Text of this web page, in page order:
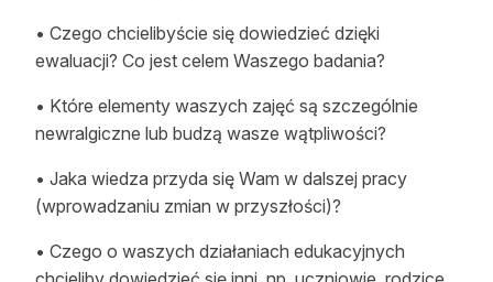
• Czego chcielibyście się dowiedzieć dzięki
ewaluacji? Co jest celem Waszego badania?
• Które elementy waszych zajęć są szczególnie
newralgiczne lub budzą wasze wątpliwości?
• Jaka wiedza przyda się Wam w dalszej pracy
(wprowadzaniu zmian w przyszłości)?
• Czego o waszych działaniach edukacyjnych